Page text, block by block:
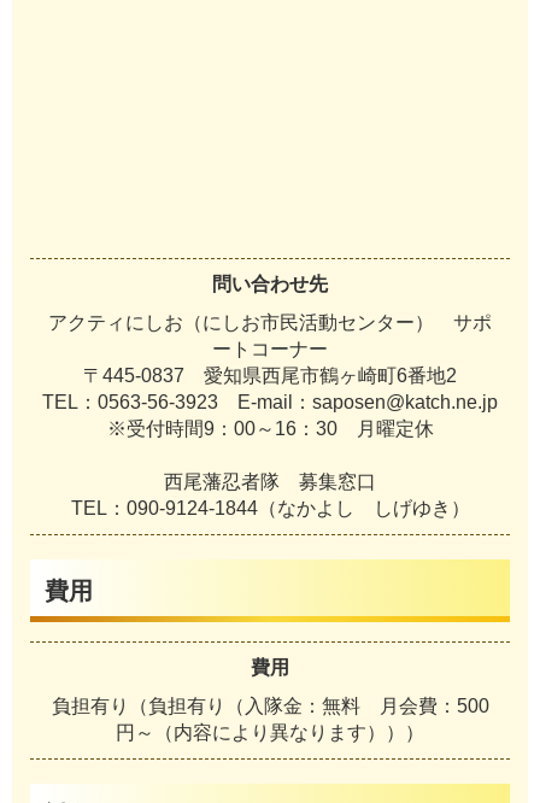
問い合わせ先
アクティにしお（にしお市民活動センター） サポ
ートコーナー
〒445-0837 愛知県西尾市鶴ヶ崎町6番地2
TEL：0563-56-3923 E-mail：saposen@katch.ne.jp
※受付時間9：00～16：30 月曜定休
西尾藩忍者隊 募集窓口
TEL：090-9124-1844（なかよし しげゆき）
費用
費用
負担有り（負担有り（入隊金：無料 月会費：500
円～（内容により異なります）））